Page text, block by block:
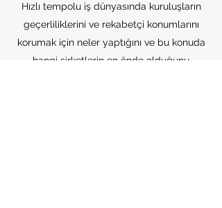
Hızlı tempolu iş dünyasında kuruluşların
geçerliliklerini ve rekabetçi konumlarını
korumak için neler yaptığını ve bu konuda
hangi şirketlerin en önde olduğunu